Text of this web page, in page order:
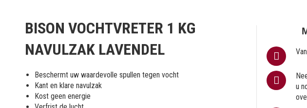
BISON VOCHTVRETER 1 KG
NAVULZAK LAVENDEL
Beschermt uw waardevolle spullen tegen vocht
Kant en klare navulzak
Kost geen energie
u